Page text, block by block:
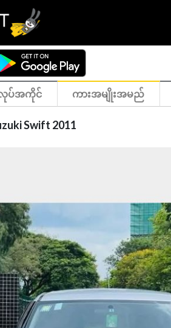
ပ်အကိုင် ကားအမျိုးအမည်
Swift 2011